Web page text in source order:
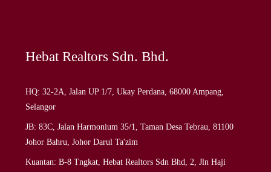
Hebat Realtors Sdn. Bhd.
HQ: 32-2A, Jalan UP 1/7, Ukay Perdana, 68000 Ampang,
Selangor
JB: 83C, Jalan Harmonium 35/1, Taman Desa Tebrau, 81100
Johor Bahru, Johor Darul Ta'zim
Kuantan: B-8 Tngkat, Hebat Realtors Sdn Bhd, 2, Jln Haji